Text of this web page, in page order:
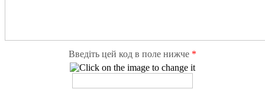
Введіть цей код в поле нижче *